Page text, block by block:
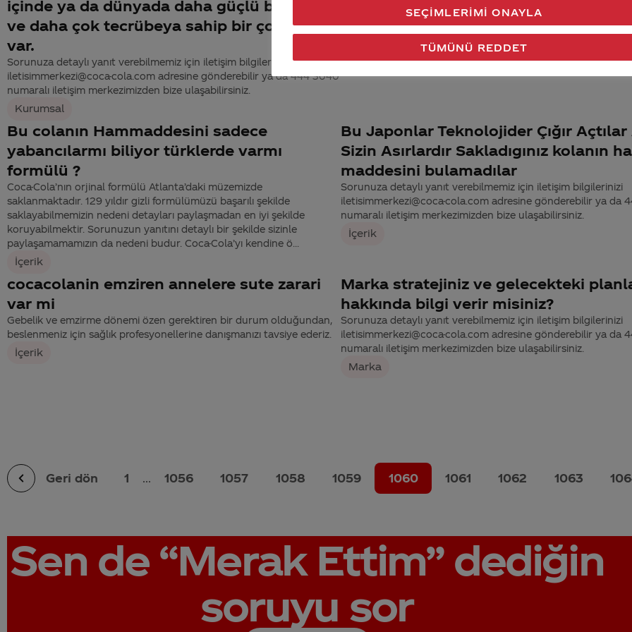
içinde ya da dünyada daha güçlü bir cv'ye
ve daha çok tecrübeya sahip bir çok kişi
var.
Sorunuza detaylı yanıt verebilmemiz için iletişim bilgilerinizi
iletisimmerkezi@coca-cola.com adresine gönderebilir ya da 444 3040
numaralı iletişim merkezimizden bize ulaşabilirsiniz.
Kurumsal
iletisimmerkezi@coca-cola.com adresine gönderebilir ya da
Bu colanın Hammaddesini sadece
yabancılarmı biliyor türklerde varmı
formülü ?
Coca-Cola’nın orjinal formülü Atlanta’daki müzemizde
saklanmaktadır. 129 yıldır gizli formülümüzü başarılı şekilde
saklayabilmemizin nedeni detayları paylaşmadan en iyi şekilde
koruyabilmektir. Sorunuzun yanıtını detaylı bir şekilde sizinle
paylaşamamamızın da nedeni budur. Coca-Cola’yı kendine ö...
İçerik
Bu Japonlar Teknolojider Çığır Açtılar
Sizin Asırlardır Sakladıgınız kolanın
maddesini bulamadılar
Sorunuza detaylı yanıt verebilmemiz için iletişim bilgilerinizi
iletisimmerkezi@coca-cola.com adresine gönderebilir ya da
numaralı iletişim merkezimizden bize ulaşabilirsiniz.
İçerik
cocacolanin emziren annelere sute zarari
var mi
Gebelik ve emzirme dönemi özen gerektiren bir durum olduğundan,
beslenmeniz için sağlık profesyonellerine danışmanızı tavsiye ederiz.
İçerik
Marka stratejiniz ve gelecekteki
hakkında bilgi verir misiniz?
Sorunuza detaylı yanıt verebilmemiz için iletişim bilgilerinizi
iletisimmerkezi@coca-cola.com adresine gönderebilir ya da
numaralı iletişim merkezimizden bize ulaşabilirsiniz.
Marka
Geri dön 1 ... 1056 1057 1058 1059 1060 1061 1062 1063
Sen de “Merak Ettim”dediğin
soruyu sor
TÜMÜNÜ REDDET
SEÇIMLERIMI ONAYLA